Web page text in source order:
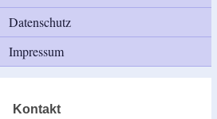
Datenschutz
Impressum
Kontakt